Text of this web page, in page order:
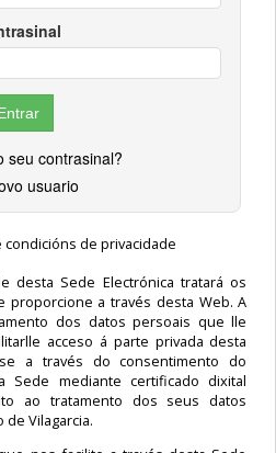
seu contrasinal?
usuario
de privacidade
desta Sede Electrónica tratará os
proporcione a través desta Web. A
dos datos persoais que lle
acceso á parte privada desta
a través do consentimento do
Sede mediante certificado dixital
ao tratamento dos seus datos
Vilagarcia.